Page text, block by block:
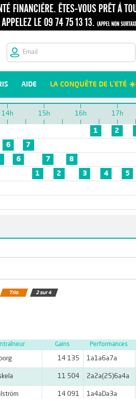
AIDE LA CONQUÊTE DE L'ETÉ ☀️
14h 15h 16h 17h
1 2
6
7
6 7
8
1
2 3 4 5
Gains Performances
14 135 1a1a6a7a
11 504 2a2a(25)6a4a
14 091 1a4aDa3a